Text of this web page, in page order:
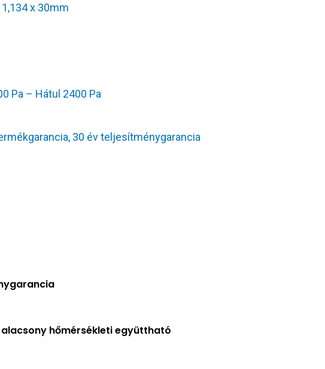
1,134 x 30mm
Pa – Hátul 2400 Pa
30 év teljesítménygarancia
hőmérsékleti együttható